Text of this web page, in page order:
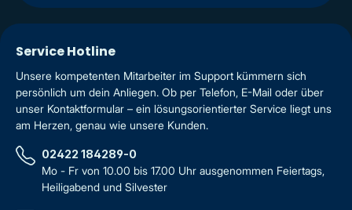
Service Hotline
Unsere kompetenten Mitarbeiter im Support kümmern sich
persönlich um dein Anliegen. Ob per Telefon, E-Mail oder über
unser Kontaktformular – ein lösungsorientierter Service liegt uns
am Herzen, genau wie unsere Kunden.
02422 184289-0
Mo - Fr von 10.00 bis 17.00 Uhr ausgenommen Feiertags,
Heiligabend und Silvester